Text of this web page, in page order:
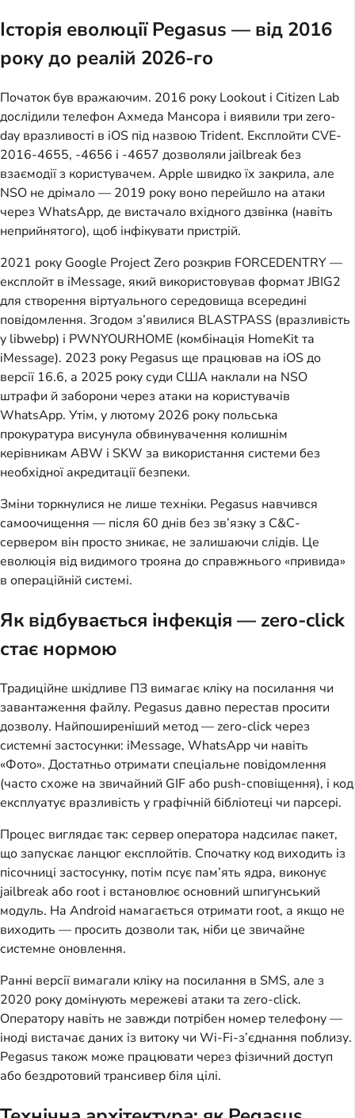
Історія еволюції Pegasus — від 2016
року до реалій 2026-го
Початок був вражаючим. 2016 року Lookout і Citizen Lab
дослідили телефон Ахмеда Мансора і виявили три zero-
day вразливості в iOS під назвою Trident. Експлойти CVE-
2016-4655, -4656 і -4657 дозволяли jailbreak без
взаємодії з користувачем. Apple швидко їх закрила, але
NSO не дрімало — 2019 року воно перейшло на атаки
через WhatsApp, де вистачало вхідного дзвінка (навіть
неприйнятого), щоб інфікувати пристрій.
2021 року Google Project Zero розкрив FORCEDENTRY —
експлойт в iMessage, який використовував формат JBIG2
для створення віртуального середовища всередині
повідомлення. Згодом з’явилися BLASTPASS (вразливість
у libwebp) і PWNYOURHOME (комбінація HomeKit та
iMessage). 2023 року Pegasus ще працював на iOS до
версії 16.6, а 2025 року суди США наклали на NSO
штрафи й заборони через атаки на користувачів
WhatsApp. Утім, у лютому 2026 року польська
прокуратура висунула обвинувачення колишнім
керівникам ABW і SKW за використання системи без
необхідної акредитації безпеки.
Зміни торкнулися не лише техніки. Pegasus навчився
самоочищення — після 60 днів без зв’язку з C&C-
сервером він просто зникає, не залишаючи слідів. Це
еволюція від видимого трояна до справжнього «привида»
в операційній системі.
Як відбувається інфекція — zero-click
стає нормою
Традиційне шкідливе ПЗ вимагає кліку на посилання чи
завантаження файлу. Pegasus давно перестав просити
дозволу. Найпоширеніший метод — zero-click через
системні застосунки: iMessage, WhatsApp чи навіть
«Фото». Достатньо отримати спеціальне повідомлення
(часто схоже на звичайний GIF або push-сповіщення), і код
експлуатує вразливість у графічній бібліотеці чи парсері.
Процес виглядає так: сервер оператора надсилає пакет,
що запускає ланцюг експлойтів. Спочатку код виходить із
пісочниці застосунку, потім псує пам’ять ядра, виконує
jailbreak або root і встановлює основний шпигунський
модуль. На Android намагається отримати root, а якщо не
виходить — просить дозволи так, ніби це звичайне
системне оновлення.
Ранні версії вимагали кліку на посилання в SMS, але з
2020 року домінують мережеві атаки та zero-click.
Оператору навіть не завжди потрібен номер телефону —
іноді вистачає даних із витоку чи Wi-Fi-з’єднання поблизу.
Pegasus також може працювати через фізичний доступ
або бездротовий трансивер біля цілі.